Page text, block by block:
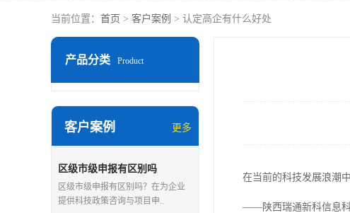
当前位置： 首页 > 客户案例 > 认定高企有什么好处
产品分类 Product
客户案例 更多
区级市级申报有区别吗
区级市级申报有区别吗？在为企业
提供科技政策咨询与项目申..
在当前的科技发展浪潮
——陕西瑞通新科信息科